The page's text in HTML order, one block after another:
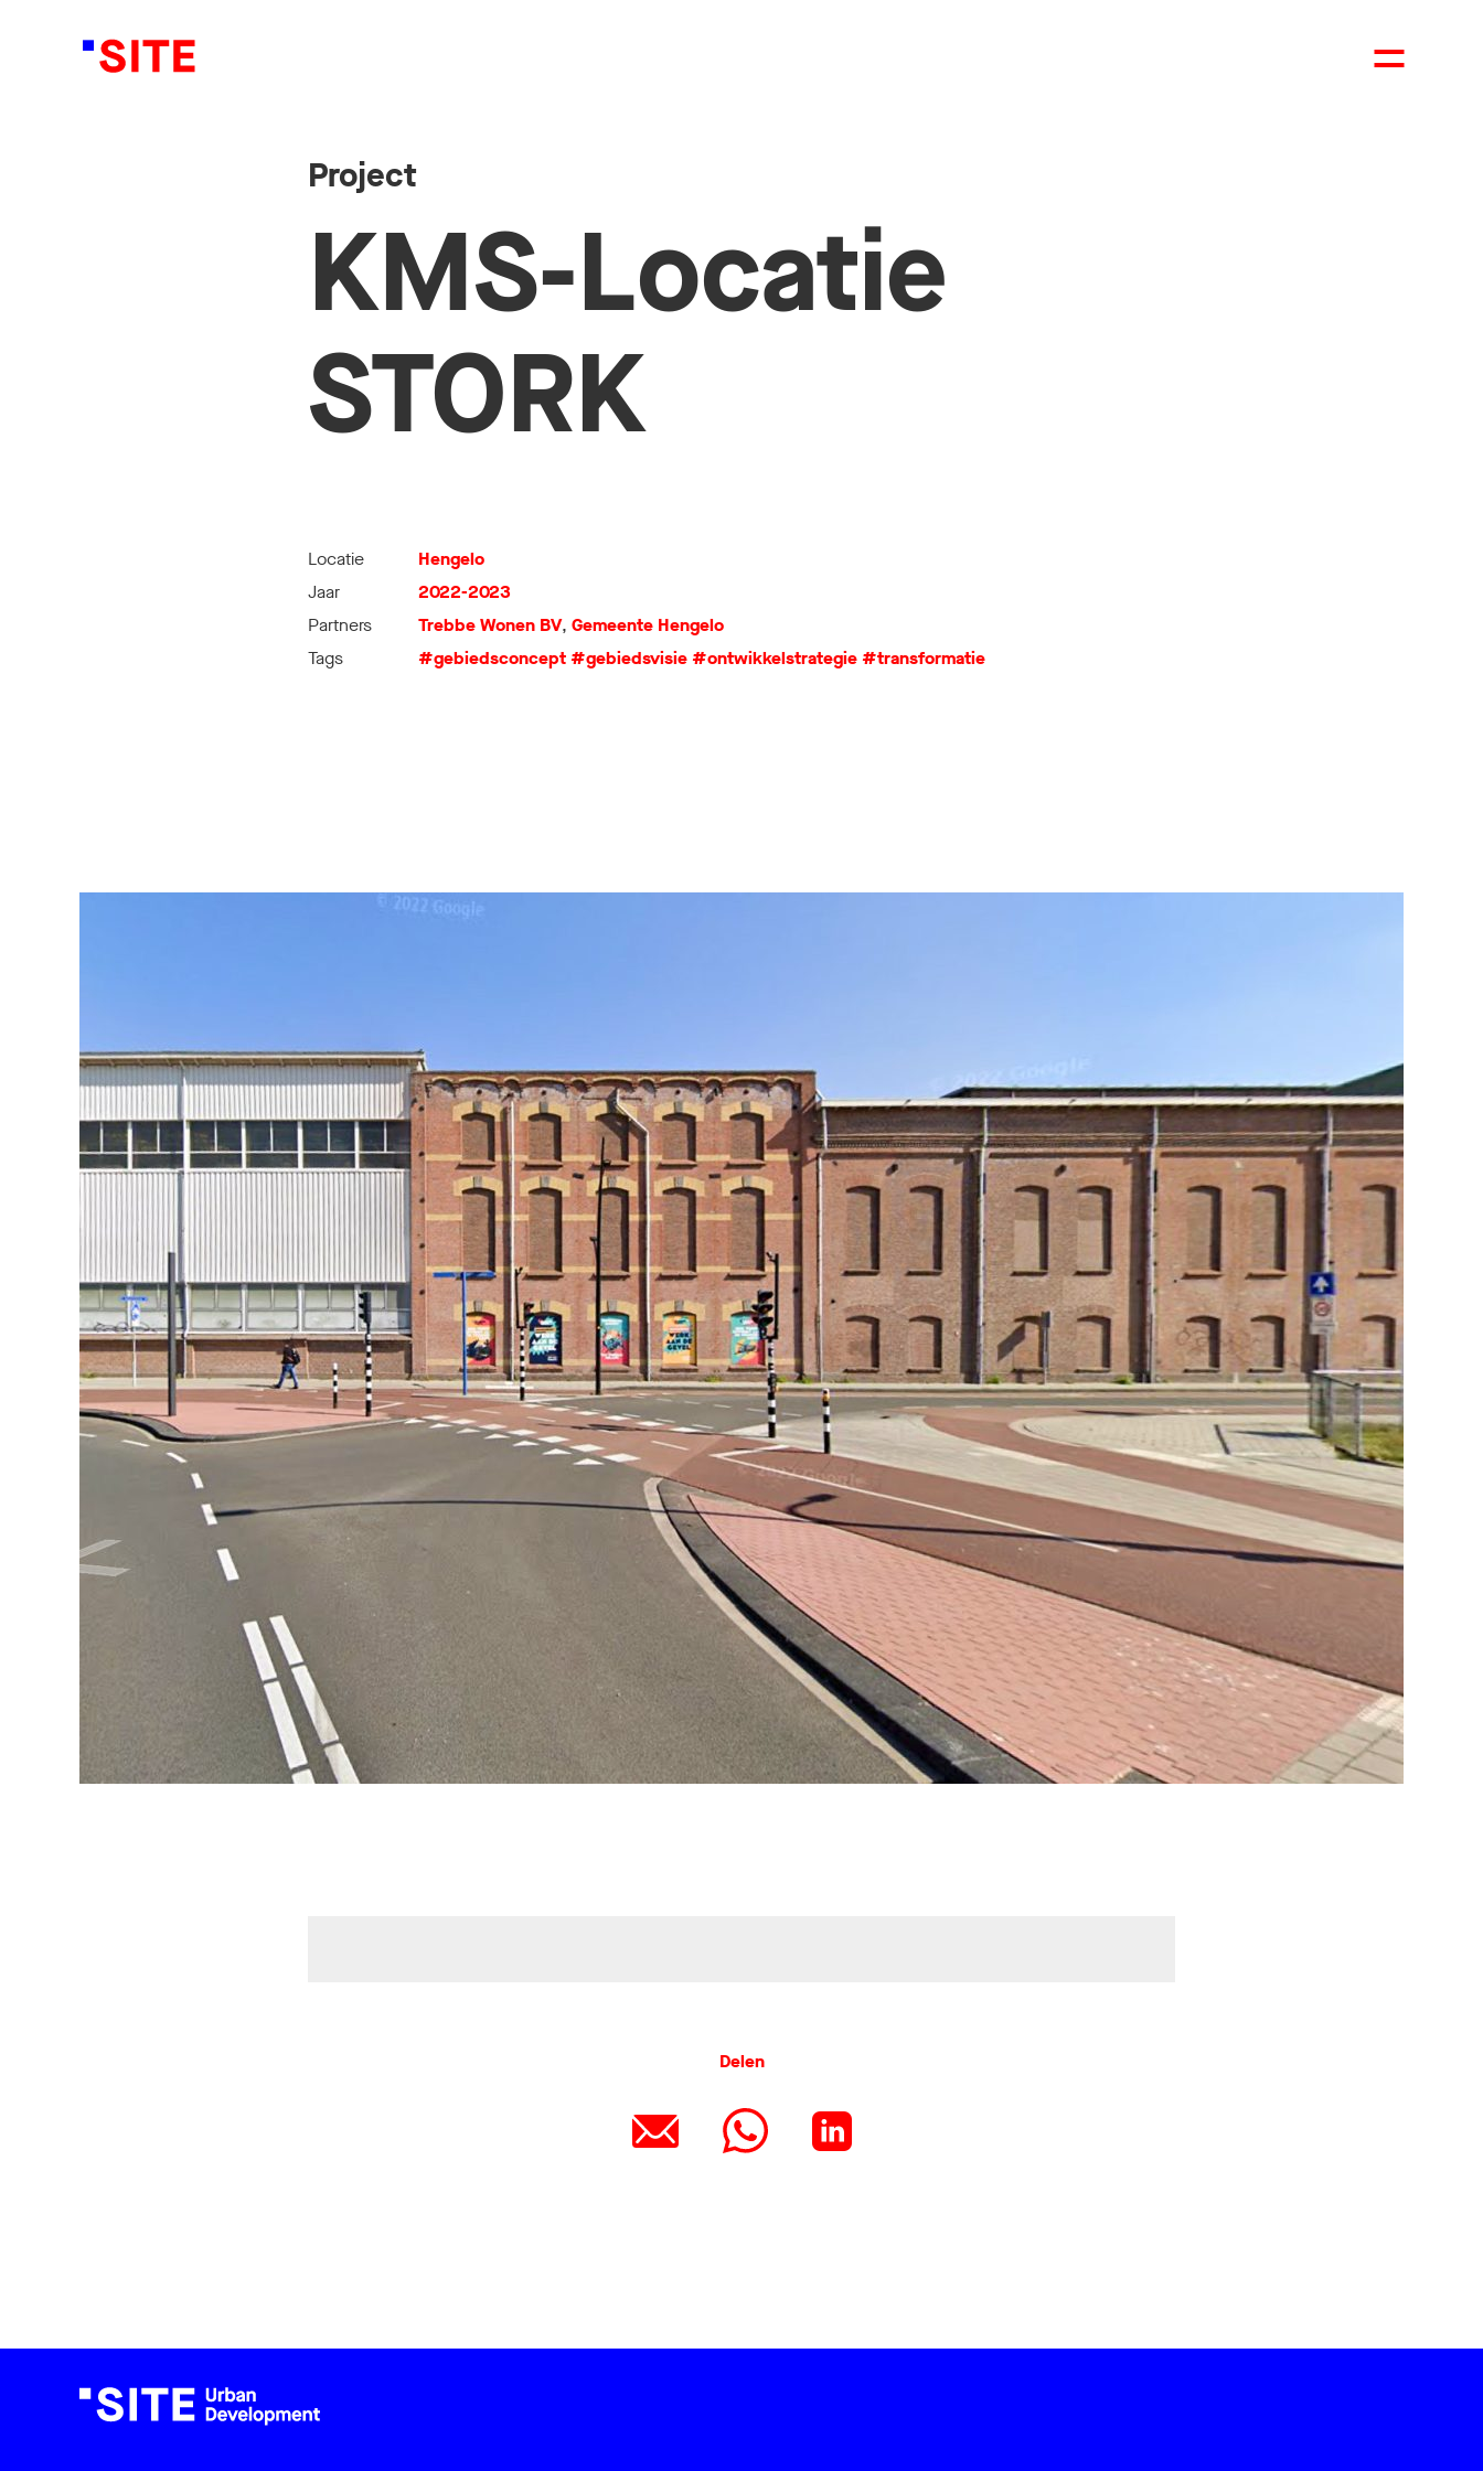
Project
KMS-Locatie
STORK
Locatie
Hengelo
Jaar
2022-2023
Partners
Trebbe Wonen BV, Gemeente Hengelo
Tags
#gebiedsconcept #gebiedsvisie #ontwikkelstrategie #transformatie
Delen